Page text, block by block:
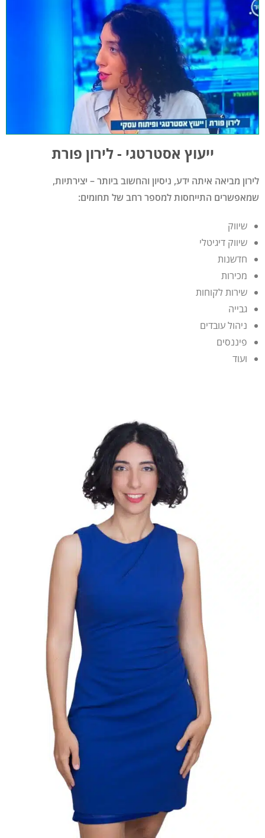
ייעוץ אסטרטגי - לירון פורת
לירון מביאה איתה ידע, ניסיון והחשוב ביותר – יצירתיות,
שמאפשרים התייחסות למספר רחב של תחומים:
שיווק
שיווק דיגיטלי
חדשנות
מכירות
שירות לקוחות
גבייה
ניהול עובדים
פיננסים
ועוד